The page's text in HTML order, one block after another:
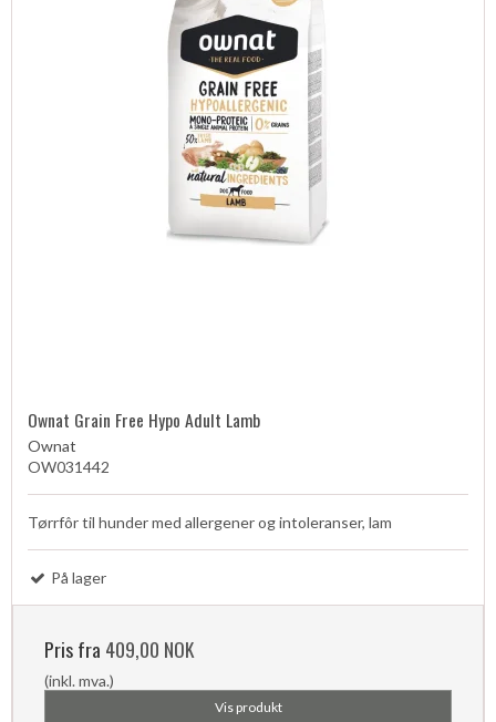
Ownat Grain Free Hypo Adult Lamb
Ownat
OW031442
Tørrfôr til hunder med allergener og intoleranser, lam
På lager
Pris fra 409,00 NOK
(inkl. mva.)
Vis produkt